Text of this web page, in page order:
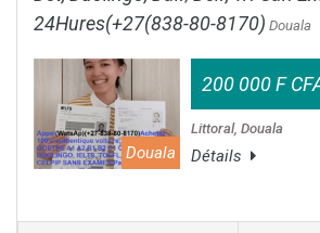
24Hures(+27(838-80-8170) Douala
Douala
200 000 F
Littoral, Douala
Détails